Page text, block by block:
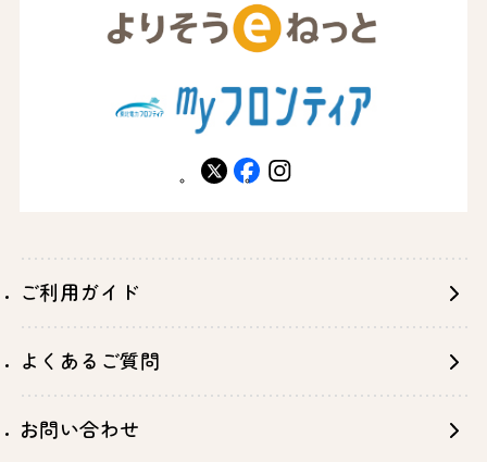
X facebookinstagram
ご利用ガイド
よくあるご質問
お問い合わせ